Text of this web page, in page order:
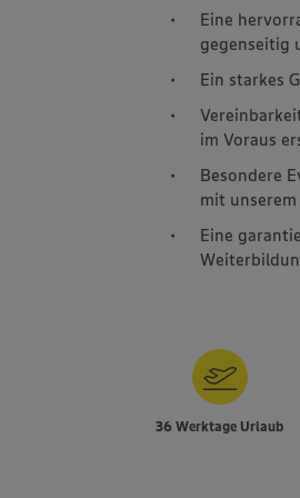
Eine
gegenseitig
Ein starkes
im Voraus
Besondere
mit unserem
Eine
36 Werktage Urlaub